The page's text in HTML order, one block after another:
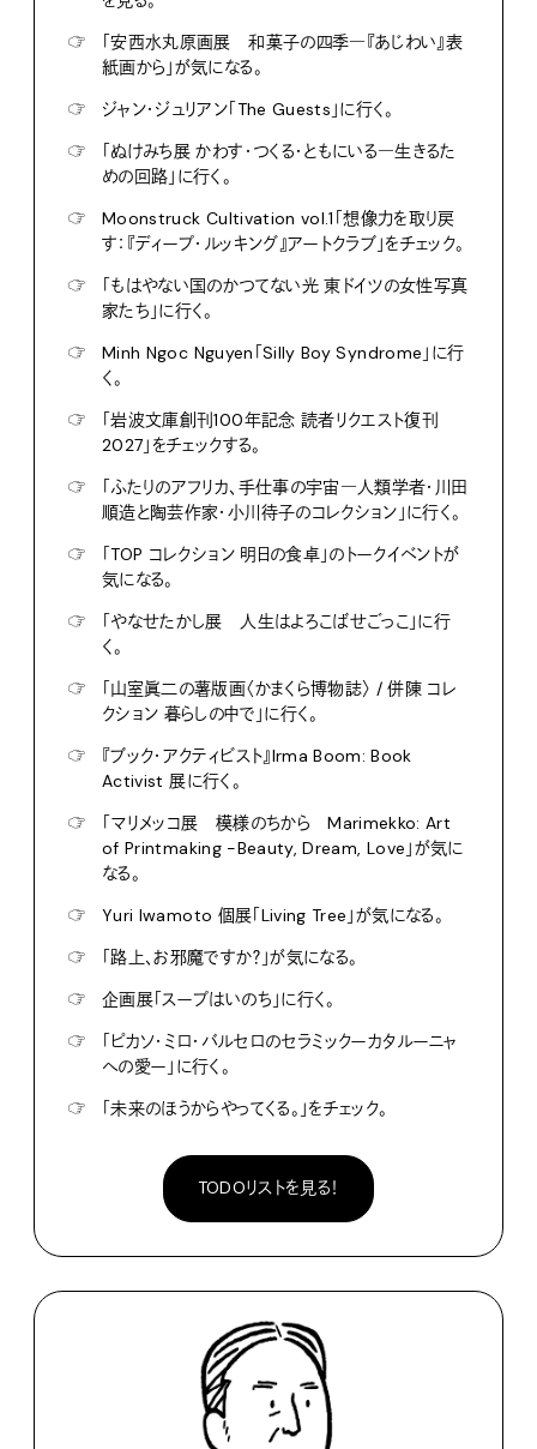
☞
「安西水丸原画展 和菓子の四季―『あじわい』表
紙画から」が気になる。
☞
ジャン・ジュリアン「The Guests」に行く。
☞
「ぬけみち展 かわす・つくる・ともにいる―生きるた
めの回路」に行く。
☞
Moonstruck Cultivation vol.1「想像力を取り戻
す：『ディープ・ルッキング』アートクラブ」をチェック。
☞
「もはやない国のかつてない光 東ドイツの女性写真
家たち」に行く。
☞
Minh Ngoc Nguyen「Silly Boy Syndrome」に行
く。
☞
「岩波文庫創刊100年記念 読者リクエスト復刊
2027」をチェックする。
☞
「ふたりのアフリカ、手仕事の宇宙―人類学者・川田
順造と陶芸作家・小川待子のコレクション」に行く。
☞
「TOP コレクション 明日の食卓」のトークイベントが
気になる。
☞
「やなせたかし展 人生はよろこばせごっこ」に行
く。
☞
「山室眞二の薯版画〈かまくら博物誌〉 / 併陳 コレ
クション 暮らしの中で」に行く。
☞
『ブック・アクティビスト』Irma Boom: Book
Activist 展に行く。
☞
「マリメッコ展 模様のちから Marimekko: Art
of Printmaking -Beauty, Dream, Love」が気に
なる。
☞
Yuri Iwamoto 個展「Living Tree」が気になる。
☞
「路上、お邪魔ですか？」が気になる。
☞
企画展「スープはいのち」に行く。
☞
「ピカソ・ミロ・バルセロのセラミックーカタルーニャ
への愛ー」に行く。
☞
「未来のほうからやってくる。」をチェック。
TODOリストを見る！